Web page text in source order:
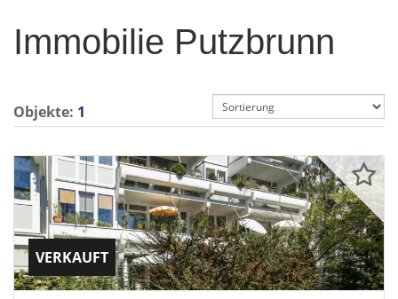
Immobilie Putzbrunn
Objekte: 1
VERKAUFT